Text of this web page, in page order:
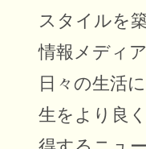
スタイルを
情報メディ
日々の生活
生をより良